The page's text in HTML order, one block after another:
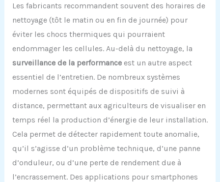
Les fabricants recommandent souvent des horaires de
nettoyage (tôt le matin ou en fin de journée) pour
éviter les chocs thermiques qui pourraient
endommager les cellules. Au-delà du nettoyage, la
surveillance de la performanceest un autre aspect
essentiel de l’entretien. De nombreux systèmes
modernes sont équipés de dispositifs de suivi à
distance, permettant aux agriculteurs de visualiser en
temps réel la production d’énergie de leur installation.
Cela permet de détecter rapidement toute anomalie,
qu’il s’agisse d’un problème technique, d’une panne
d’onduleur, ou d’une perte de rendement due à
l’encrassement. Des applications pour smartphones